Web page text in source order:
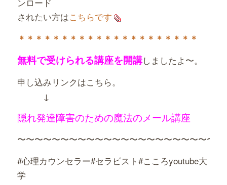
されたい方はこちらです
＊＊＊＊＊＊＊＊＊＊＊＊＊＊＊＊＊＊＊＊＊
無料で受けられる講座を開講しましたよ〜。
申し込みリンクはこちら。
↓
隠れ発達障害のための魔法のメール講座
〜〜〜〜〜〜〜〜〜〜〜〜〜〜〜〜〜〜〜〜〜〜〜〜
#心理カウンセラー#セラピスト#こころyoutube大
学